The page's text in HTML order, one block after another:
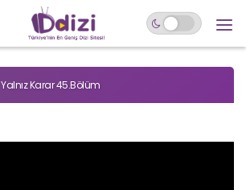
Yalnız Karar 45.Bölüm